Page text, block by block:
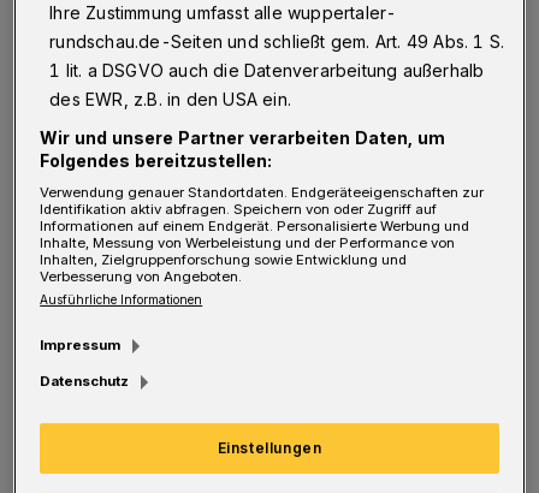
V on 11 bis 17 Uhr stellen sich im Haus der
Jugend Barmen und auf dem
Geschwister-Scholl-Platz die verschiedenen
Ausbildungsberufe der Stadt Wuppertal vor.
Vor Ort gibt es die Gelegenheit, mit
Auszubildenden und Mitarbeitenden ins
Gespräch zu kommen und sich über die
Berufsmöglichkeiten bei der Stadt und ihren
Tochterunternehmen zu informieren.
Kollegen, um auch in Zukunft weiterhin als
Stadtverwaltung den Bürgerinnen und
Ihre Zustimmung umfasst alle wuppertaler-
rundschau.de-Seiten und schließt gem. Art. 49 Abs. 1 S.
1 lit. a DSGVO auch die Datenverarbeitung außerhalb
des EWR, z.B. in den USA ein.
Wir und unsere Partner verarbeiten Daten, um
Folgendes bereitzustellen:
Verwendung genauer Standortdaten. Endgeräteeigenschaften zur
Identifikation aktiv abfragen. Speichern von oder Zugriff auf
Informationen auf einem Endgerät. Personalisierte Werbung und
Inhalte, Messung von Werbeleistung und der Performance von
Inhalten, Zielgruppenforschung sowie Entwicklung und
Verbesserung von Angeboten.
Ausführliche Informationen
Impressum
Datenschutz
Einstellungen